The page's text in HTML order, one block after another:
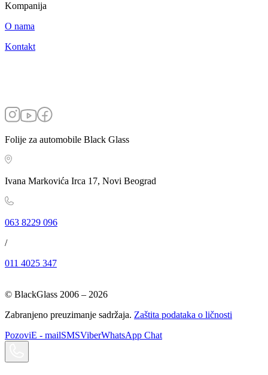
Kompanija
O nama
Kontakt
Folije za automobile Black Glass
Ivana Markovića Irca 17, Novi Beograd
063 8229 096
/
011 4025 347
© BlackGlass 2006 – 2026
Zabranjeno preuzimanje sadržaja. Zaštita podataka o ličnosti
PozoviE - mailSMSViberWhatsApp Chat